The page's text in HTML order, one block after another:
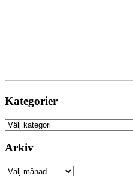
Kategorier
Kategorier
Arkiv
Arkiv